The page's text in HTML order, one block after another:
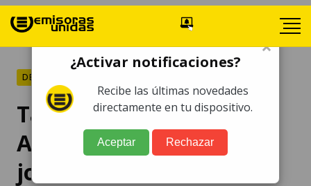
DEPORTES
Tabla de goleadores del
Apertura 2025 tras 18
jornadas
×
¿Activar notificaciones?
Recibe las últimas novedades
directamente en tu dispositivo.
Aceptar Rechazar